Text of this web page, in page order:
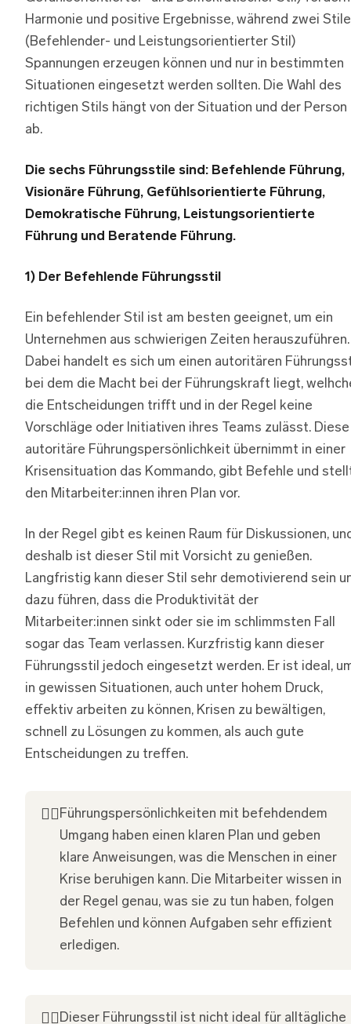
Harmonie und positive Ergebnisse, während zwei Stile
(Befehlender- und Leistungsorientierter Stil)
Spannungen erzeugen können und nur in bestimmten
Situationen eingesetzt werden sollten. Die Wahl des
richtigen Stils hängt von der Situation und der Person
ab.
Die sechs Führungsstile sind: Befehlende Führung,
Visionäre Führung, Gefühlsorientierte Führung,
Demokratische Führung, Leistungsorientierte
Führung und Beratende Führung.
1) Der Befehlende Führungsstil
Ein befehlender Stil ist am besten geeignet, um ein
Unternehmen aus schwierigen Zeiten herauszuführen.
Dabei handelt es sich um einen autoritären
bei dem die Macht bei der Führungskraft liegt,
die Entscheidungen trifft und in der Regel keine
Vorschläge oder Initiativen ihres Teams zulässt. Diese
autoritäre Führungspersönlichkeit übernimmt in einer
Krisensituation das Kommando, gibt Befehle und
den Mitarbeiter:innen ihren Plan vor.
In der Regel gibt es keinen Raum für Diskussionen,
deshalb ist dieser Stil mit Vorsicht zu genießen.
Langfristig kann dieser Stil sehr demotivierend sein
dazu führen, dass die Produktivität der
Mitarbeiter:innen sinkt oder sie im schlimmsten Fall
sogar das Team verlassen. Kurzfristig kann dieser
Führungsstil jedoch eingesetzt werden. Er ist ideal,
in gewissen Situationen, auch unter hohem Druck,
effektiv arbeiten zu können, Krisen zu bewältigen,
schnell zu Lösungen zu kommen, als auch gute
Entscheidungen zu treffen.
👍🏽 Führungspersönlichkeiten mit befehdendem
Umgang haben einen klaren Plan und geben
klare Anweisungen, was die Menschen in einer
Krise beruhigen kann. Die Mitarbeiter wissen in
der Regel genau, was sie zu tun haben, folgen
Befehlen und können Aufgaben sehr effizient
erledigen.
👎🏽 Dieser Führungsstil ist nicht ideal für alltägliche